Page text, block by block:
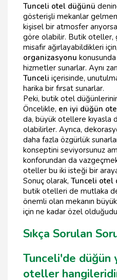
Tunceli otel düğünü
gösterişli mekanlar
kişisel bir atmosfer
göre olabilir. Butik oteller,
misafir ağırlayabildikleri için,
organizasyonu
hizmetler sunarlar. Aynı
Tunceli içerisinde,
harika bir fırsat sunarlar.
Peki, butik otel
Öncelikle, en iyi düğün
da, büyük otellere kıyasla
olabilirler. Ayrıca,
daha fazla özgürlük
konseptini seviyorsunuz
konforundan da
oteller bu iki isteği bir
Sonuç olarak, Tunceli otel
butik otelleri de mutlaka
önemli olan mekanın
için ne kadar özel
Sıkça Sorulan
Tunceli'de düğün
oteller